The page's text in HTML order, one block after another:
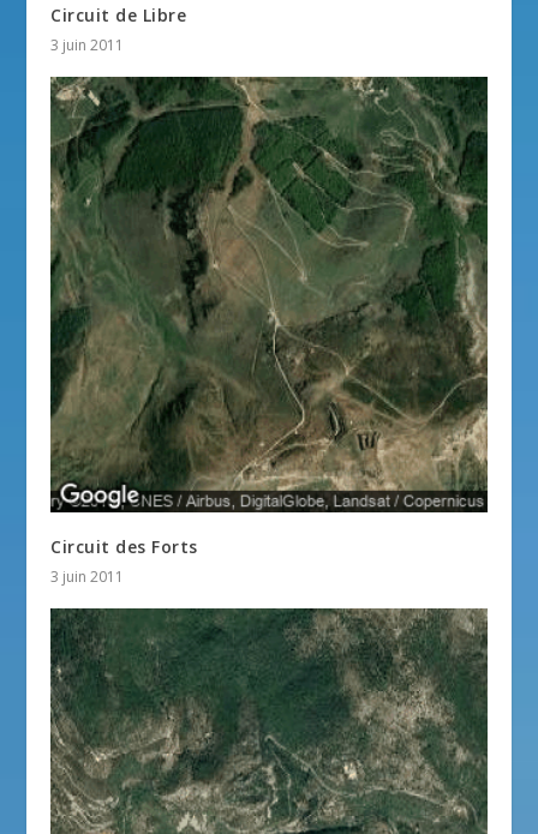
Circuit de Libre
3 juin 2011
Circuit des Forts
3 juin 2011